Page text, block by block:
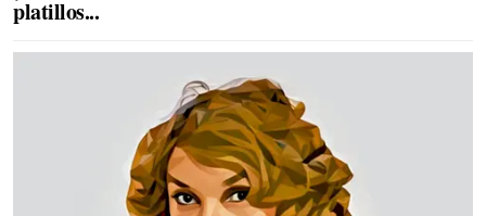
platillos...